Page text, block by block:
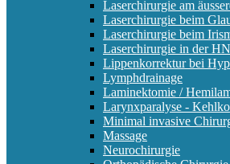
Laserchirurgie am
Laserchirurgie beim
Laserchirurgie beim
Laserchirurgie in der
Lippenkorrektur bei
Lymphdrainage
Laminektomie /
Larynxparalyse -
Minimal invasive
Massage
Neurochirurgie